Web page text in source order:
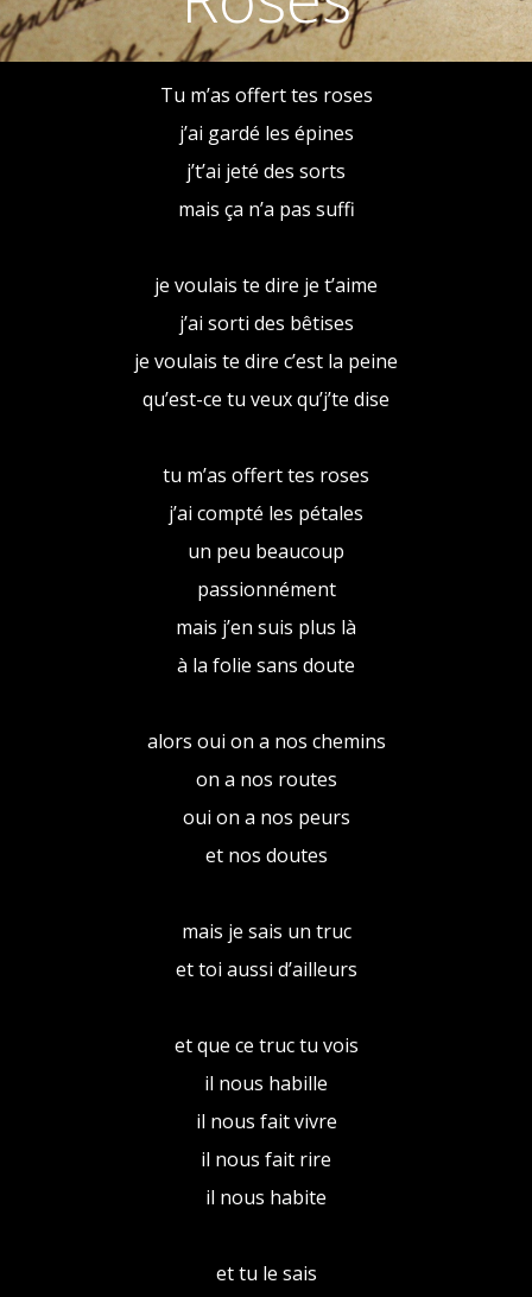
Tu m’as offert tes roses
j’ai gardé les épines
j’t’ai jeté des sorts
mais ça n’a pas suffi
je voulais te dire je t’aime
j’ai sorti des bêtises
je voulais te dire c’est la peine
qu’est-ce tu veux qu’j’te dise
tu m’as offert tes roses
j’ai compté les pétales
un peu beaucoup
passionnément
mais j’en suis plus là
à la folie sans doute
alors oui on a nos chemins
on a nos routes
oui on a nos peurs
et nos doutes
mais je sais un truc
et toi aussi d’ailleurs
et que ce truc tu vois
il nous habille
il nous fait vivre
il nous fait rire
il nous habite
et tu le sais